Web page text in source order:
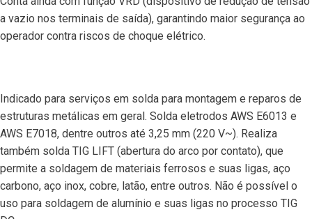
a vazio nos terminais de saída), garantindo maior segurança ao
operador contra riscos de choque elétrico.
Indicado para serviços em solda para montagem e reparos de
estruturas metálicas em geral. Solda eletrodos AWS E6013 e
AWS E7018, dentre outros até 3,25 mm (220 V~). Realiza
também solda TIG LIFT (abertura do arco por contato), que
permite a soldagem de materiais ferrosos e suas ligas, aço
carbono, aço inox, cobre, latão, entre outros. Não é possível o
uso para soldagem de alumínio e suas ligas no processo TIG